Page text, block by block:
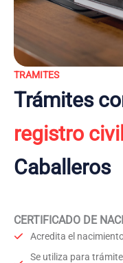
TRAMITES
Trámites
registro civil
Caballeros
CERTIFICADO DE
Acredita el
Se utiliza para